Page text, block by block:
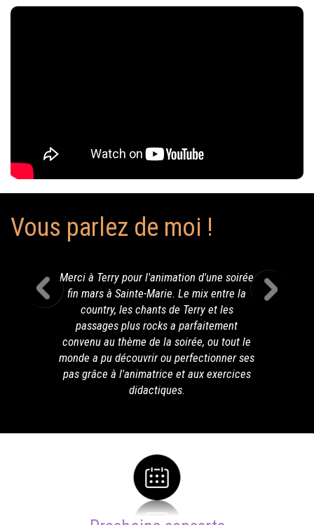
Vous parlez de moi !
Merci à Terry pour l'animation d'une soirée
fin mars à Sainte-Marie. Le mix entre la
country, les chants de Terry et les
passages plus rocks a parfaitement
convenu au thème de la soirée, ou tout le
monde a pu découvrir ou perfectionner ses
pas grâce à l'animatrice et aux exercices
didactiques.